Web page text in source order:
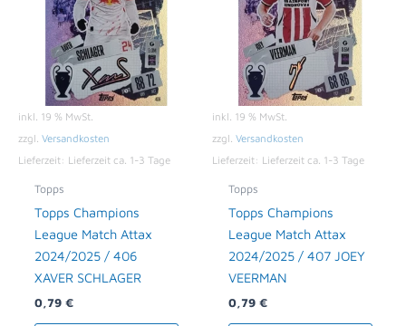
inkl. 19 % MwSt.
zzgl. Versandkosten
Lieferzeit: Lieferzeit ca. 1-3 Tage
Topps
Topps Champions
League Match Attax
2024/2025 / 406
XAVER SCHLAGER
0,79 €
inkl. 19 % MwSt.
zzgl. Versandkosten
Lieferzeit: Lieferzeit ca. 1-3 Tage
Topps
Topps Champions
League Match Attax
2024/2025 / 407 JOEY
VEERMAN
0,79 €